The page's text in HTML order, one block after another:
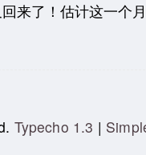
来了！估计这一个
Typecho 1.3 |